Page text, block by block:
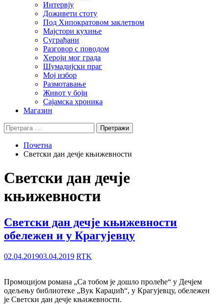
Интервју
Доживети стоту
Под Хипократовом заклетвом
Мајстори кухиње
Суграђани
Разговор с поводом
Хероји мог града
Шумадијски праг
Мој избор
Размотавање
Живот у боји
Сајамска хроника
Магазин
Претрага
за:
Почетна
Светски дан дечје књижевности
Светски дан дечје
књижевности
Светски дан дечје књижевности
обележен и у Крагујевцу
02.04.201903.04.2019 RTK
Промоцијом романа „Са тобом је дошло пролеће“ у Дечјем
одељењу библиотеке „Вук Караџић“, у Крагујевцу, обележен
је Светски дан дечје књижевности.